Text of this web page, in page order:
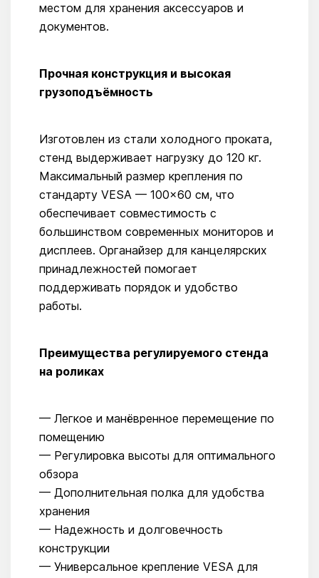
местом для хранения аксессуаров и
документов.
Прочная конструкция и высокая
грузоподъёмность
Изготовлен из стали холодного проката,
стенд выдерживает нагрузку до 120 кг.
Максимальный размер крепления по
стандарту VESA — 100×60 см, что
обеспечивает совместимость с
большинством современных мониторов и
дисплеев. Органайзер для канцелярских
принадлежностей помогает
поддерживать порядок и удобство
работы.
Преимущества регулируемого стенда
на роликах
— Легкое и манёвренное перемещение по
помещению
— Регулировка высоты для оптимального
обзора
— Дополнительная полка для удобства
хранения
— Надежность и долговечность
конструкции
— Универсальное крепление VESA для